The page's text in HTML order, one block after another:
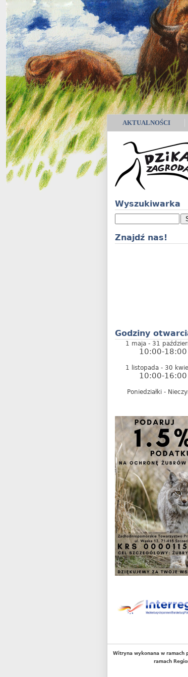
AKTUALNOŚCI
Wyszukiwarka
Znajdź nas!
Godziny
1 maja - 31
10:00-18:00
1 listopada - 30
10:00-16:00
Poniedziałki -
Witryna wykonana w ramach
ramach